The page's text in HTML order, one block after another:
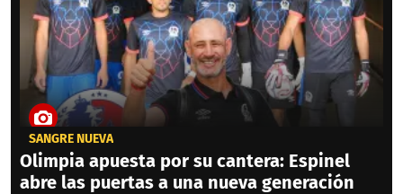
SANGRE NUEVA
Olimpia apuesta por su cantera: Espinel
abre las puertas a una nueva generación